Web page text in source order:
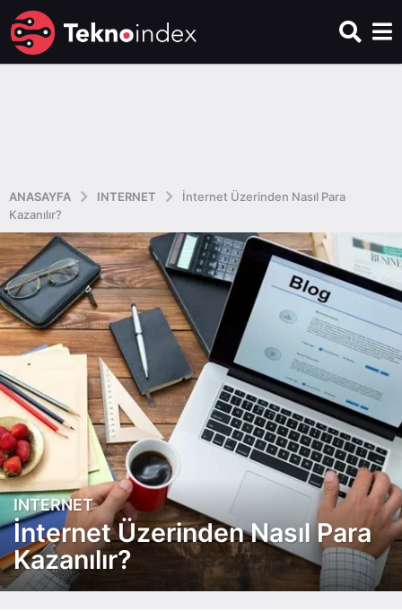
ANASAYFA INTERNET
İnternet Üzerinden Nasıl Para
Kazanılır?
8
y
ı
l
a
INTERNET
İnternet Üzerinden Nasıl Para
Kazanılır?